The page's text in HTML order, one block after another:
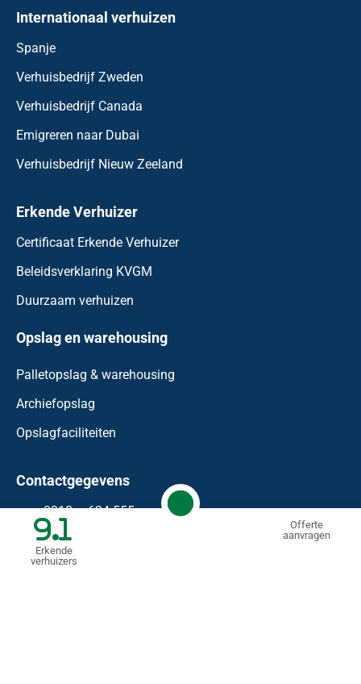
Internationaal verhuizen
Spanje
Verhuisbedrijf Zweden
Verhuisbedrijf Canada
Emigreren naar Dubai
Verhuisbedrijf Nieuw Zeeland
Erkende Verhuizer
Certificaat Erkende Verhuizer
Beleidsverklaring KVGM
Duurzaam verhuizen
Opslag en warehousing
Palletopslag & warehousing
Archiefopslag
Opslagfaciliteiten
Contactgegevens
0318 – 624 555
info@waaijenberg.nl
Bonnetstraat 59
9.1
Erkende
verhuizers
Offerte
aanvragen